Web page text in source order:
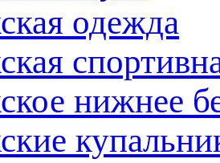
одежда
нижнее